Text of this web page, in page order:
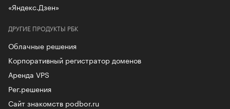
ДРУГИЕ ПРОДУКТЫ РБК
Облачные решения
Корпоративный регистратор доменов
Аренда VPS
Рег.решения
Сайт знакомств podbor.ru
«Яндекс.Дзен»